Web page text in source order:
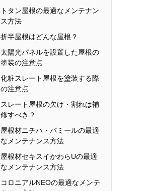
トタン屋根の最適なメンテナン
ス方法
折半屋根はどんな屋根？
太陽光パネルを設置した屋根の
塗装の注意点
化粧スレート屋根を塗装する際
の注意点
スレート屋根の欠け・割れは補
修すべき？
屋根材ニチハ・パミールの最適
なメンテナンス方法
屋根材セキスイかわらUの最適
なメンテナンス方法
コロニアルNEOの最適なメンテ